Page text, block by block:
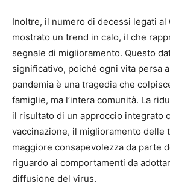
Inoltre, il numero di decessi legati al
mostrato un trend in calo, il che
segnale di miglioramento. Questo
significativo, poiché ogni vita persa
pandemia è una tragedia che
famiglie, ma l’intera comunità. La
il risultato di un approccio integrato
vaccinazione, il miglioramento delle
maggiore consapevolezza da parte
riguardo ai comportamenti da
diffusione del virus.